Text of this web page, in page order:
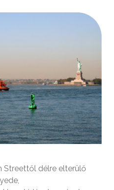
Streettől délre elterülő